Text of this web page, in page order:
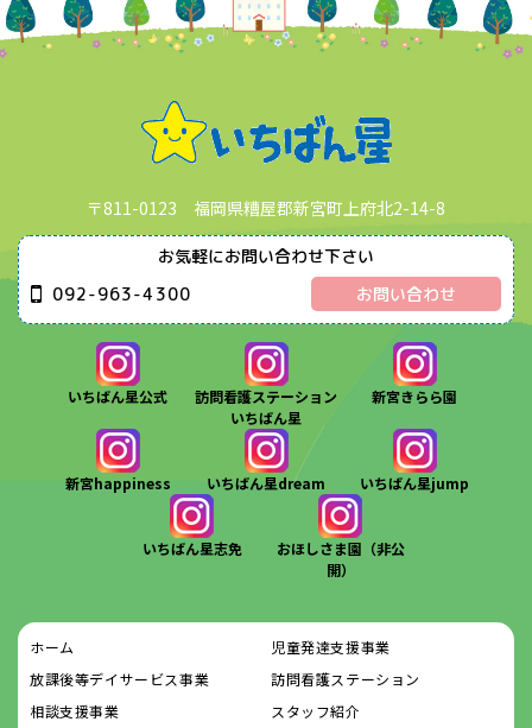
〒811-0123 福岡県糟屋郡新宮町上府北2-14-8
お気軽にお問い合わせ下さい
092-963-4300
お問い合わせ
いちばん星公式
訪問看護ステーション
いちばん星
新宮きらら園
新宮happiness いちばん星dream いちばん星jump
いちばん星志免
おほしさま園（非公
開）
ホーム
児童発達支援事業
放課後等デイサービス事業
訪問看護ステーション
相談支援事業
スタッフ紹介